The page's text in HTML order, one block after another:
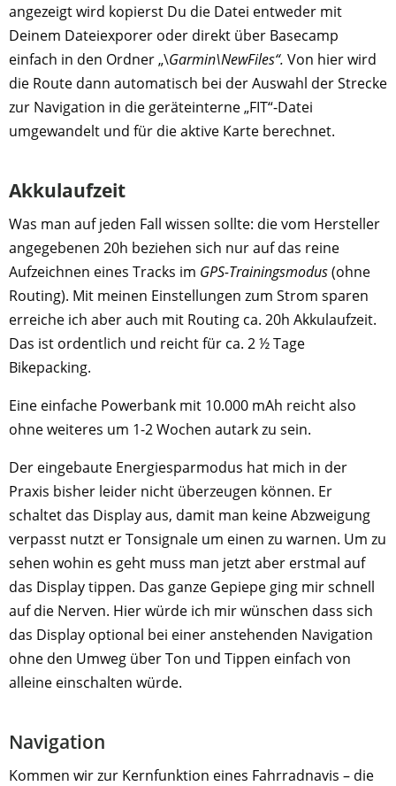
angezeigt wird kopierst Du die Datei entweder mit
Deinem Dateiexporer oder direkt über Basecamp
einfach in den Ordner „\Garmin\NewFiles“. Von hier wird
die Route dann automatisch bei der Auswahl der Strecke
zur Navigation in die geräteinterne „FIT“-Datei
umgewandelt und für die aktive Karte berechnet.
Akkulaufzeit
Was man auf jeden Fall wissen sollte: die vom Hersteller
angegebenen 20h beziehen sich nur auf das reine
Aufzeichnen eines Tracks im GPS-Trainingsmodus(ohne
Routing). Mit meinen Einstellungen zum Strom sparen
erreiche ich aber auch mit Routing ca. 20h Akkulaufzeit.
Das ist ordentlich und reicht für ca. 2 ½ Tage
Bikepacking.
Eine einfache Powerbank mit 10.000 mAh reicht also
ohne weiteres um 1-2 Wochen autark zu sein.
Der eingebaute Energiesparmodus hat mich in der
Praxis bisher leider nicht überzeugen können. Er
schaltet das Display aus, damit man keine Abzweigung
verpasst nutzt er Tonsignale um einen zu warnen. Um zu
sehen wohin es geht muss man jetzt aber erstmal auf
das Display tippen. Das ganze Gepiepe ging mir schnell
auf die Nerven. Hier würde ich mir wünschen dass sich
das Display optional bei einer anstehenden Navigation
ohne den Umweg über Ton und Tippen einfach von
alleine einschalten würde.
Navigation
Kommen wir zur Kernfunktion eines Fahrradnavis – die